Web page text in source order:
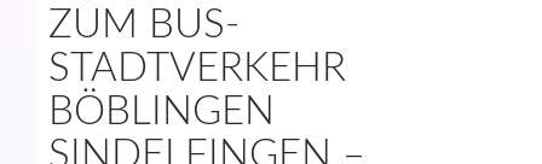
ZUM BUS-
STADTVERKEHR
BÖBLINGEN
SINDELFINGEN –